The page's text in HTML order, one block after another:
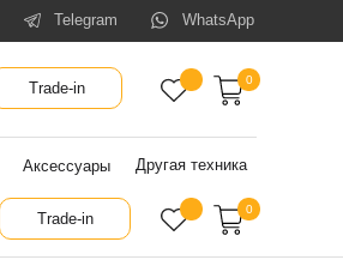
Trade-in
Telegram WhatsApp
Другая техника
Аксессуары
0
Trade-in 0